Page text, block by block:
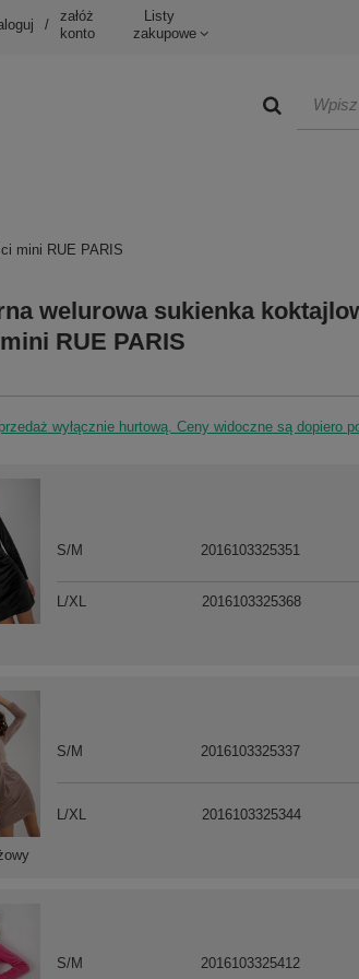
/
załóż
konto
Listy
zakupowe
mini RUE PARIS
welurowa sukienka
RUE PARIS
wyłącznie hurtową. Ceny widoczne są dopiero
S/M 2016103325337
L/XL 2016103325344
S/M 2016103325351
L/XL 2016103325368
S/M 2016103325412